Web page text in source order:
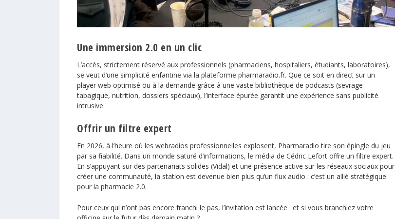
Une immersion 2.0 en un clic
L’accès, strictement réservé aux professionnels (pharmaciens, hospitaliers, étudiants, laboratoires),
se veut d’une simplicité enfantine via la plateforme pharmaradio.fr. Que ce soit en direct sur un
player web optimisé ou à la demande grâce à une vaste bibliothèque de podcasts (sevrage
tabagique, nutrition, dossiers spéciaux), l’interface épurée garantit une expérience sans publicité
intrusive.
Offrir un filtre expert
En 2026, à l’heure où les webradios professionnelles explosent, Pharmaradio tire son épingle du jeu
par sa fiabilité. Dans un monde saturé d’informations, le média de Cédric Lefort offre un filtre expert.
En s’appuyant sur des partenariats solides (Vidal) et une présence active sur les réseaux sociaux pour
créer une communauté, la station est devenue bien plus qu’un flux audio : c’est un allié stratégique
pour la pharmacie 2.0.
Pour ceux qui n’ont pas encore franchi le pas, l’invitation est lancée : et si vous branchiez votre